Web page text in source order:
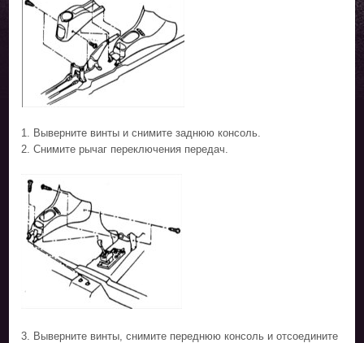
1. Выверните винты и снимите заднюю консоль.
2. Снимите рычаг переключения передач.
3. Выверните винты, снимите переднюю консоль и отсоедините